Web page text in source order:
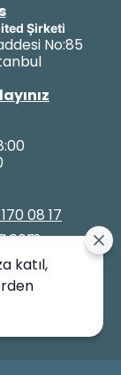
Şirketi
No:85
08 17
katıl,